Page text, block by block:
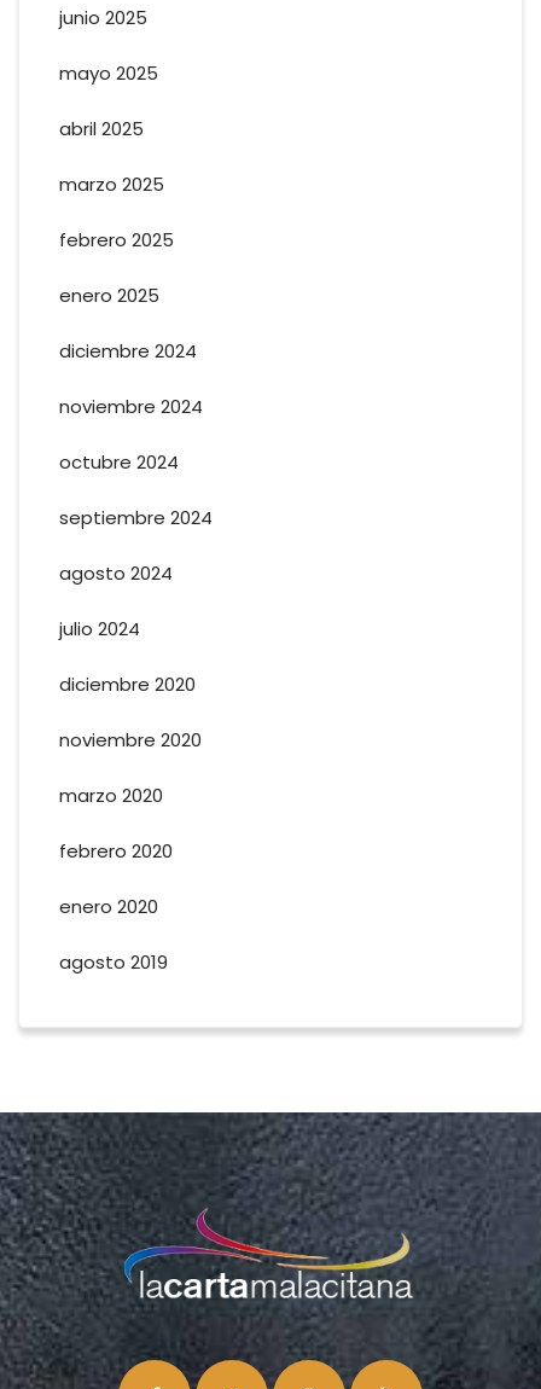
junio 2025
mayo 2025
abril 2025
marzo 2025
febrero 2025
enero 2025
diciembre 2024
noviembre 2024
octubre 2024
septiembre 2024
agosto 2024
julio 2024
diciembre 2020
noviembre 2020
marzo 2020
febrero 2020
enero 2020
agosto 2019